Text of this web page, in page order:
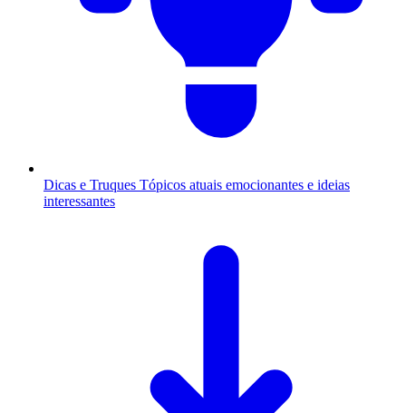
Dicas e Truques Tópicos atuais emocionantes e ideias
interessantes